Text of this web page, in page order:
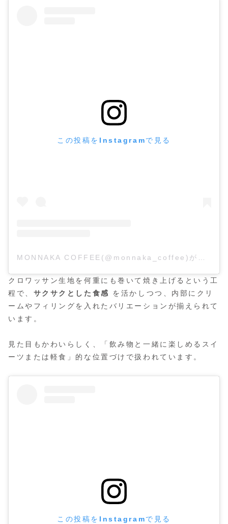
この投稿をInstagramで見る
クロワッサン生地を何重にも巻いて焼き上げるという工
程で、 サクサクとした食感
を活かしつつ、内部にクリ
ームやフィリングを入れたバリエーションが揃えられて
います。
見た目もかわいらしく、「飲み物と一緒に楽しめるスイ
ーツまたは軽食」的な位置づけで扱われています。
この投稿をInstagramで見る